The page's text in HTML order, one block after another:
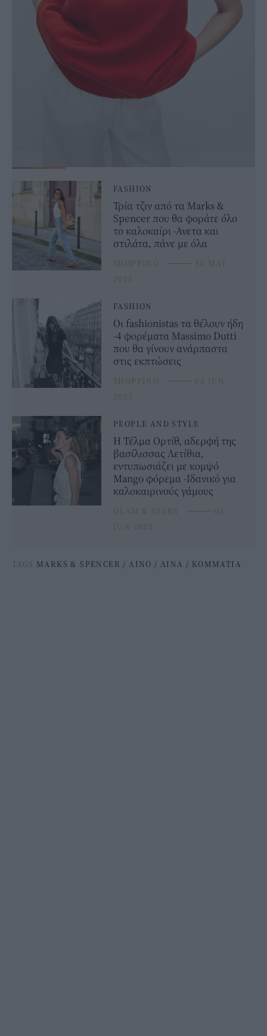
FASHION
Τρία τζιν από τα Marks &
Spencer που θα φοράτε όλο
το καλοκαίρι -Ανετα και
στιλάτα, πάνε με όλα
SHOPPING ⸻ 30 MAY
2025
FASHION
Οι fashionistas τα θέλουν ήδη
-4 φορέματα Massimo Dutti
που θα γίνουν ανάρπαστα
στις εκπτώσεις
SHOPPING ⸻ 05 JUN
2025
PEOPLE AND STYLE
Η Τέλμα Ορτίθ, αδερφή της
βασίλισσας Λετίθια,
εντυπωσιάζει με κομψό
Mango φόρεμα -Ιδανικό για
καλοκαιρινούς γάμους
GLAM & STARS ⸻ 05
JUN 2025
TAGS MARKS & SPENCER / ΛΙΝΟ / ΛΙΝΑ / ΚΟΜΜΑΤΙΑ